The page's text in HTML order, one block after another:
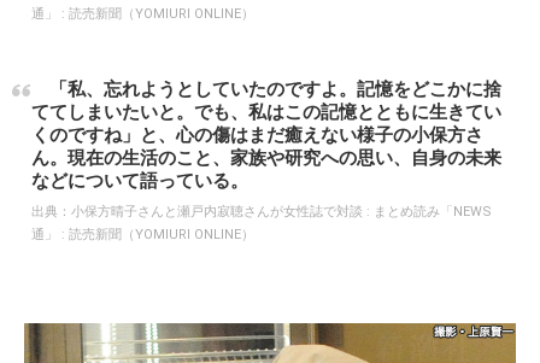
通」 : 読売新聞（YOMIURI ONLINE）
「私、忘れようとしていたのですよ。記憶をどこかに捨
ててしまいたいと。でも、私はこの記憶とともに生きてい
くのですね」と、心の傷はまだ癒えない様子の小保方さ
ん。現在の生活のこと、家族や研究への思い、自身の未来
などについて語っている。
出典： 小保方晴子さんと瀬戸内寂聴さんが女性誌で対談 : まとめ読み「NEWS
通」 : 読売新聞（YOMIURI ONLINE）